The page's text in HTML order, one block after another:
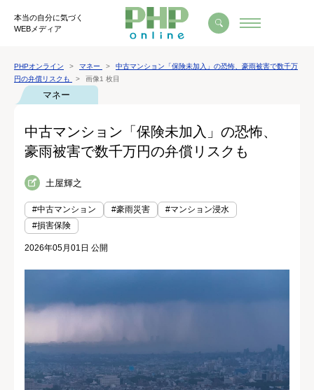
本当の自分に気づく
WEBメディア
PHPオンライン マネー
中古マンション「保険未加入」の恐怖、豪雨被害で数千万
円の弁償リスクも
画像1 枚目
マネー
中古マンション「保険未加入」の恐怖、
豪雨被害で数千万円の弁償リスクも
土屋輝之
#中古マンション #豪雨災害
#マンション浸水
#損害保険
2026年05月01日 公開